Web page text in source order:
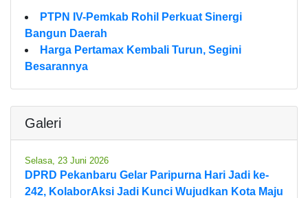
PTPN IV-Pemkab Rohil Perkuat Sinergi
Bangun Daerah
Harga Pertamax Kembali Turun, Segini
Besarannya
Galeri
Selasa, 23 Juni 2026
DPRD Pekanbaru Gelar Paripurna Hari Jadi ke-
242, KolaborAksi Jadi Kunci Wujudkan Kota Maju